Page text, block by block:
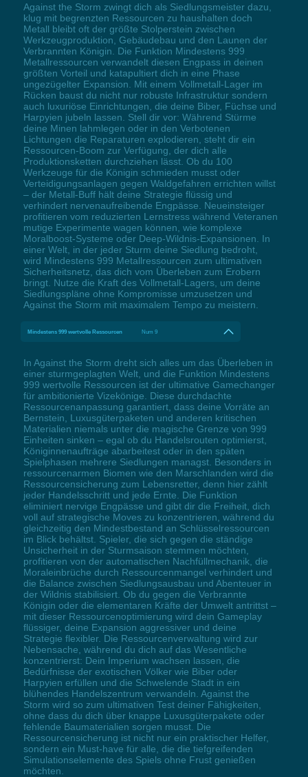
Against the Storm zwingt dich als Siedlungsmeister dazu,
klug mit begrenzten Ressourcen zu haushalten doch
Metall bleibt oft der größte Stolperstein zwischen
Werkzeugproduktion, Gebäudebau und den Launen der
Verbrannten Königin. Die Funktion Mindestens 999
Metallressourcen verwandelt diesen Engpass in deinen
größten Vorteil und katapultiert dich in eine Phase
ungezügelter Expansion. Mit einem Vollmetall-Lager im
Rücken baust du nicht nur robuste Infrastruktur sondern
auch luxuriöse Einrichtungen, die deine Biber, Füchse und
Harpyien jubeln lassen. Stell dir vor: Während Stürme
deine Minen lahmlegen oder in den Verbotenen
Lichtungen die Reparaturen explodieren, steht dir ein
Ressourcen-Boom zur Verfügung, der dich alle
Produktionsketten durchziehen lässt. Ob du 100
Werkzeuge für die Königin schmieden musst oder
Verteidigungsanlagen gegen Waldgefahren errichten willst
– der Metall-Buff hält deine Strategie flüssig und
verhindert nervenaufreibende Engpässe. Neueinsteiger
profitieren vom reduzierten Lernstress während Veteranen
mutige Experimente wagen können, wie komplexe
Moralboost-Systeme oder Deep-Wildnis-Expansionen. In
einer Welt, in der jeder Sturm deine Siedlung bedroht,
wird Mindestens 999 Metallressourcen zum ultimativen
Sicherheitsnetz, das dich vom Überleben zum Erobern
bringt. Nutze die Kraft des Vollmetall-Lagers, um deine
Siedlungspläne ohne Kompromisse umzusetzen und
Against the Storm mit maximalem Tempo zu meistern.
Mindestens 999 wertvolle Ressourcen Num 9
In Against the Storm dreht sich alles um das Überleben in
einer sturmgeplagten Welt, und die Funktion Mindestens
999 wertvolle Ressourcen ist der ultimative Gamechanger
für ambitionierte Vizekönige. Diese durchdachte
Ressourcenanpassung garantiert, dass deine Vorräte an
Bernstein, Luxusgüterpaketen und anderen kritischen
Materialien niemals unter die magische Grenze von 999
Einheiten sinken – egal ob du Handelsrouten optimierst,
Königinnenaufträge abarbeitest oder in den späten
Spielphasen mehrere Siedlungen managst. Besonders in
ressourcenarmen Biomen wie den Marschlanden wird die
Ressourcensicherung zum Lebensretter, denn hier zählt
jeder Handelsschritt und jede Ernte. Die Funktion
eliminiert nervige Engpässe und gibt dir die Freiheit, dich
voll auf strategische Moves zu konzentrieren, während du
gleichzeitig den Mindestbestand an Schlüsselressourcen
im Blick behältst. Spieler, die sich gegen die ständige
Unsicherheit in der Sturmsaison stemmen möchten,
profitieren von der automatischen Nachfüllmechanik, die
Moraleinbrüche durch Ressourcenmangel verhindert und
die Balance zwischen Siedlungsausbau und Abenteuer in
der Wildnis stabilisiert. Ob du gegen die Verbrannte
Königin oder die elementaren Kräfte der Umwelt antrittst –
mit dieser Ressourcenoptimierung wird dein Gameplay
flüssiger, deine Expansion aggressiver und deine
Strategie flexibler. Die Ressourcenverwaltung wird zur
Nebensache, während du dich auf das Wesentliche
konzentrierst: Dein Imperium wachsen lassen, die
Bedürfnisse der exotischen Völker wie Biber oder
Harpyien erfüllen und die Schwelende Stadt in ein
blühendes Handelszentrum verwandeln. Against the
Storm wird so zum ultimativen Test deiner Fähigkeiten,
ohne dass du dich über knappe Luxusgüterpakete oder
fehlende Baumaterialien sorgen musst. Die
Ressourcensicherung ist nicht nur ein praktischer Helfer,
sondern ein Must-have für alle, die die tiefgreifenden
Simulationselemente des Spiels ohne Frust genießen
möchten.